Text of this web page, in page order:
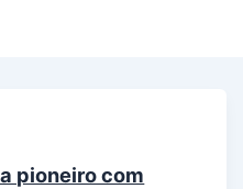
pioneiro com